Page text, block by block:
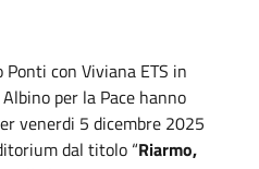
Ponti con Viviana ETS in
per la Pace hanno
venerdi 5 dicembre 2025
dal titolo “Riarmo,